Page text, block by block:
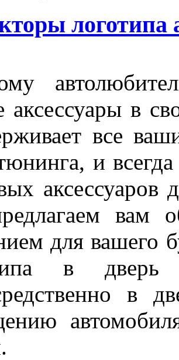
логотипа
аксессуары в
все
и
вам
для вашего
в дверь
в